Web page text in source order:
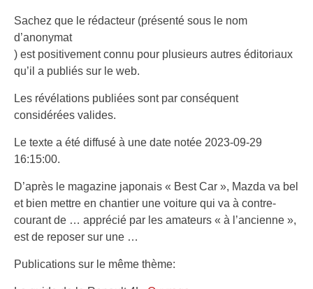
Sachez que le rédacteur (présenté sous le nom
d’anonymat
) est positivement connu pour plusieurs autres éditoriaux
qu’il a publiés sur le web.
Les révélations publiées sont par conséquent
considérées valides.
Le texte a été diffusé à une date notée 2023-09-29
16:15:00.
D’après le magazine japonais « Best Car », Mazda va bel
et bien mettre en chantier une voiture qui va à contre-
courant de … apprécié par les amateurs « à l’ancienne »,
est de reposer sur une …
Publications sur le même thème: